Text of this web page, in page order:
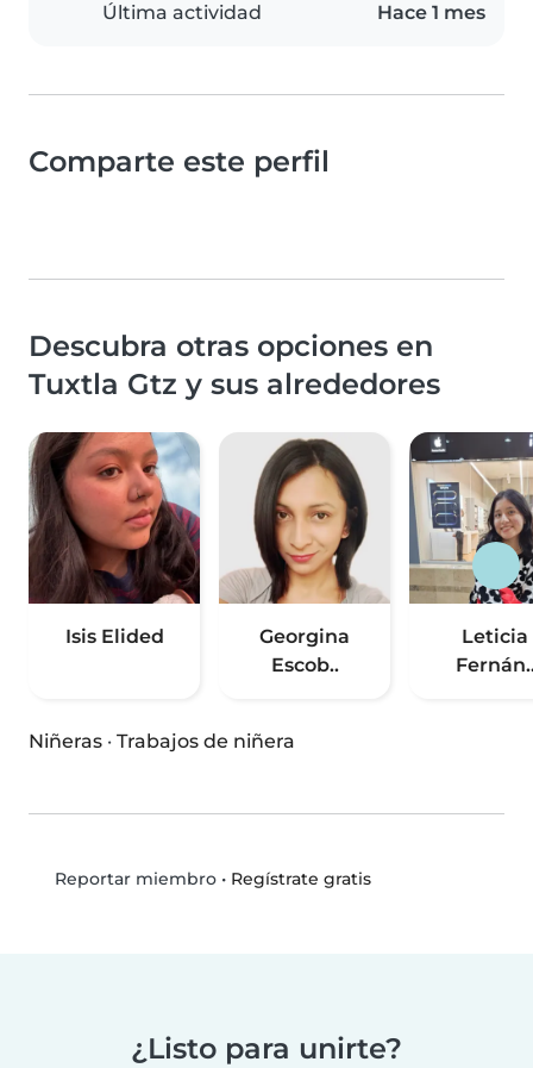
Última actividad Hace 1 mes
Comparte este perfil
Descubra otras opciones en
Tuxtla Gtz y sus alrededores
Isis Elided
Georgina
Escob..
Leticia
Niñeras · Trabajos de niñera
Reportar miembro• Regístrate gratis
¿Listo para unirte?